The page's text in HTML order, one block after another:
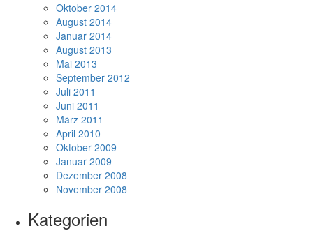
Oktober 2014
August 2014
Januar 2014
August 2013
Mai 2013
September 2012
Juli 2011
Juni 2011
März 2011
April 2010
Oktober 2009
Januar 2009
Dezember 2008
November 2008
Kategorien